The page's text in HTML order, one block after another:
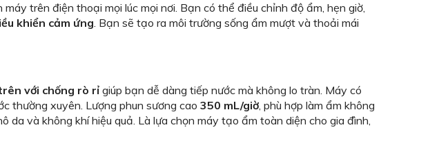
trên điện thoại mọi lúc mọi nơi. Bạn có thể điều chỉnh độ ẩm, hẹn giờ,
khiển cảm ứng. Bạn sẽ tạo ra môi trường sống ẩm mượt và thoải mái
với chống rò rỉ giúp bạn dễ dàng tiếp nước mà không lo tràn. Máy có
thường xuyên. Lượng phun sương cao 350 mL/giờ, phù hợp làm ẩm không
da và không khí hiệu quả. Là lựa chọn máy tạo ẩm toàn diện cho gia đình,